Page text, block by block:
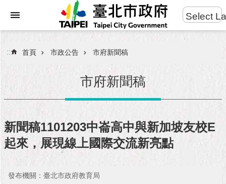
進
搜
民
服
務
府
Select
::: 首頁 市政公告 市府新聞稿
市府新聞稿
新聞稿1101203中崙高中與新加坡友校E
起來，展現線上國際交流新亮點
發布機關：臺北市政府教育局